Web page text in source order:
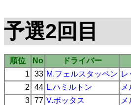
予選2回目
順位 No ドライバー
1
33 M.フェルスタッペン レ
2
44 L.ハミルトン
3 77 V.ボッタス